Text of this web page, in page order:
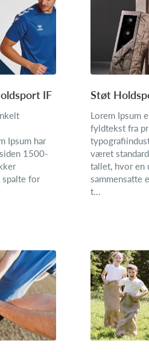
IF
Ipsum har
1500-
for
Støt
Lorem Ipsum
fyldtekst fra
været
tallet, hvor en
sammensatte
t...